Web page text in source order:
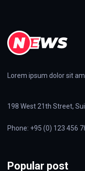
Lorem ipsum dolor sit
198 West 21th Street,
Phone: +95 (0) 123 456
Popular post